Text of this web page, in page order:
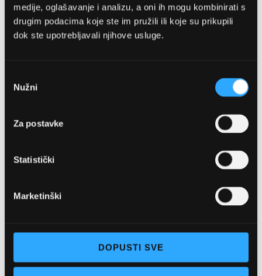
medije, oglašavanje i analizu, a oni ih mogu kombinirati s
drugim podacima koje ste im pružili ili koje su prikupili
dok ste upotrebljavali njihove usluge.
pristanka
Nužni
Za postavke
Statistički
Marketinški
DOPUSTI SVE
webshop@optikanjego.hr
OPTIKA NJEGO, POSLOVNICA 2